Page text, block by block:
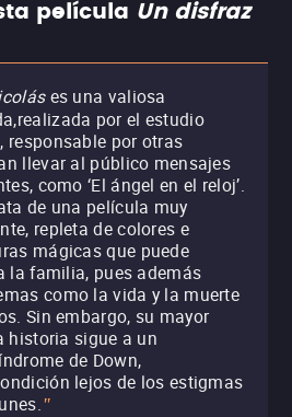
película Un disfraz
es una valiosa
por el estudio
responsable por otras
llevar al público mensajes
como ‘El ángel en el reloj’.
de una película muy
repleta de colores e
mágicas que puede
la familia, pues además
como la vida y la muerte
Sin embargo, su mayor
historia sigue a un
de Down,
lejos de los estigmas
"